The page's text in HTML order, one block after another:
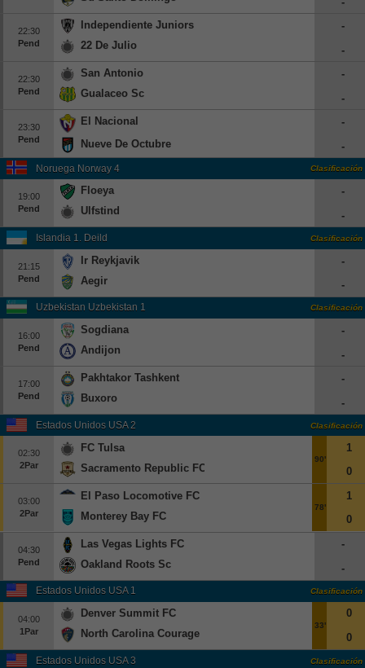
22:30
Pend
Independiente Juniors
22 De Julio
-
-
22:30
Pend
San Antonio
Gualaceo Sc
-
-
23:30
Pend
El Nacional
Nueve De Octubre
-
-
Noruega Norway 4 Clasificación
19:00
Pend
Floeya
Ulfstind
-
-
Islandia 1. Deild Clasificación
21:15
Pend
Ir Reykjavik
Aegir
-
-
Uzbekistan Uzbekistan 1 Clasificación
16:00
Pend
Sogdiana
Andijon
-
-
17:00
Pend
Pakhtakor Tashkent
Buxoro
-
-
Estados Unidos USA 2 Clasificación
02:30
2Par
FC Tulsa
Sacramento Republic FC
90'
1
0
03:00
2Par
El Paso Locomotive FC
Monterey Bay FC
78'
1
0
04:30
Pend
Las Vegas Lights FC
Oakland Roots Sc
-
-
Estados Unidos USA 1 Clasificación
04:00
1Par
Denver Summit FC
North Carolina Courage
33'
0
0
Estados Unidos USA 3 Clasificación